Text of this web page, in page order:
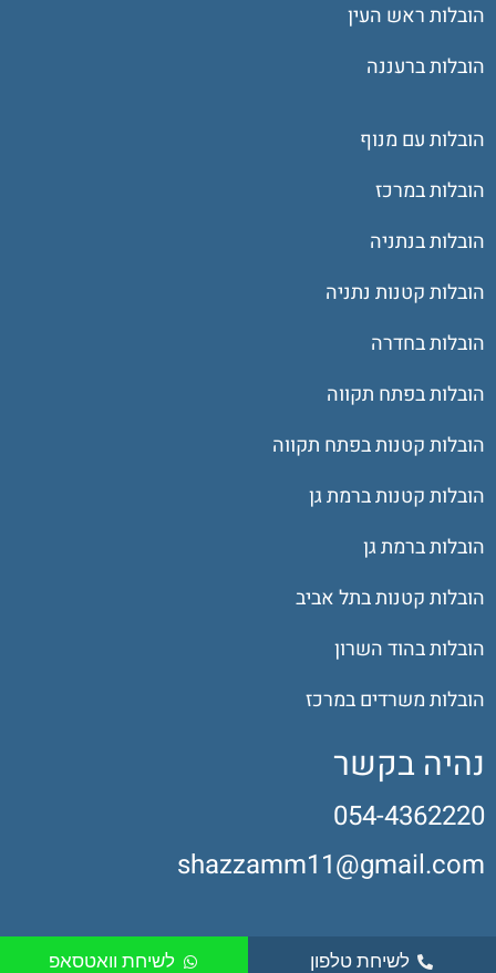
הובלות ראש העין
הובלות ברעננה
הובלות עם מנוף
הובלות במרכז
הובלות בנתניה
הובלות קטנות נתניה
הובלות בחדרה
הובלות בפתח תקווה
הובלות קטנות בפתח תקווה
הובלות קטנות ברמת גן
הובלות ברמת גן
הובלות קטנות בתל אביב
הובלות בהוד השרון
הובלות משרדים במרכז
נהיה בקשר
054-4362220
shazzamm11@gmail.com
לשיחת טלפון לשיחת וואטסאפ